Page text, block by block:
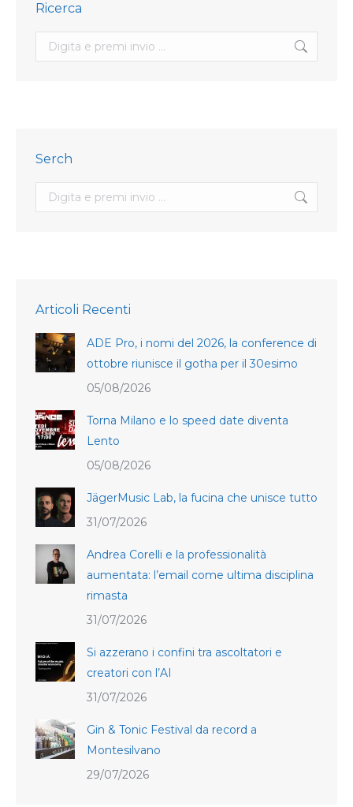
Ricerca
Search:
Serch
Search:
Articoli Recenti
ADE Pro, i nomi del 2026, la conference di
ottobre riunisce il gotha per il 30esimo
05/08/2026
Torna Milano e lo speed date diventa
Lento
05/08/2026
JägerMusic Lab, la fucina che unisce tutto
31/07/2026
Andrea Corelli e la professionalità
aumentata: l’email come ultima disciplina
rimasta
31/07/2026
Si azzerano i confini tra ascoltatori e
creatori con l’AI
31/07/2026
Gin & Tonic Festival da record a
Montesilvano
29/07/2026